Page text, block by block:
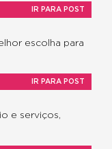
IR PARA POST
escolha para
IR PARA POST
e serviços,